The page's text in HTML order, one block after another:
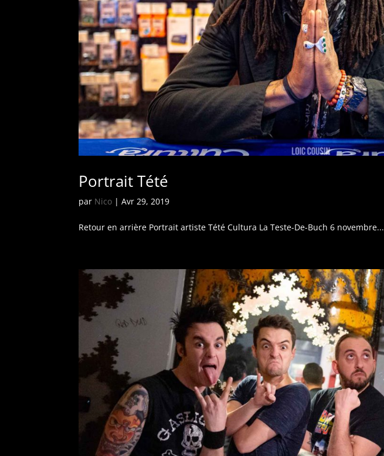
Portrait Tété
par Nico |Avr 29, 2019
Retour en arrière Portrait artiste Tété Cultura La Teste-De-Buch 6 novembre...